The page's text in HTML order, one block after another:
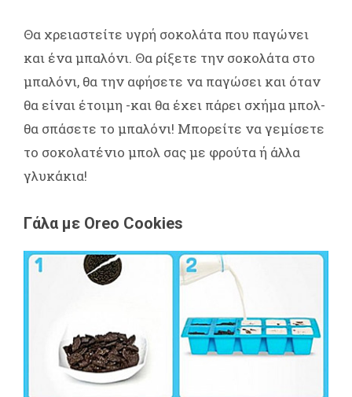
Θα χρειαστείτε υγρή σοκολάτα που παγώνει
και ένα μπαλόνι. Θα ρίξετε την σοκολάτα στο
μπαλόνι, θα την αφήσετε να παγώσει και όταν
θα είναι έτοιμη -και θα έχει πάρει σχήμα μπολ-
θα σπάσετε το μπαλόνι! Μπορείτε να γεμίσετε
το σοκολατένιο μπολ σας με φρούτα ή άλλα
γλυκάκια!
Γάλα με Oreo Cookies